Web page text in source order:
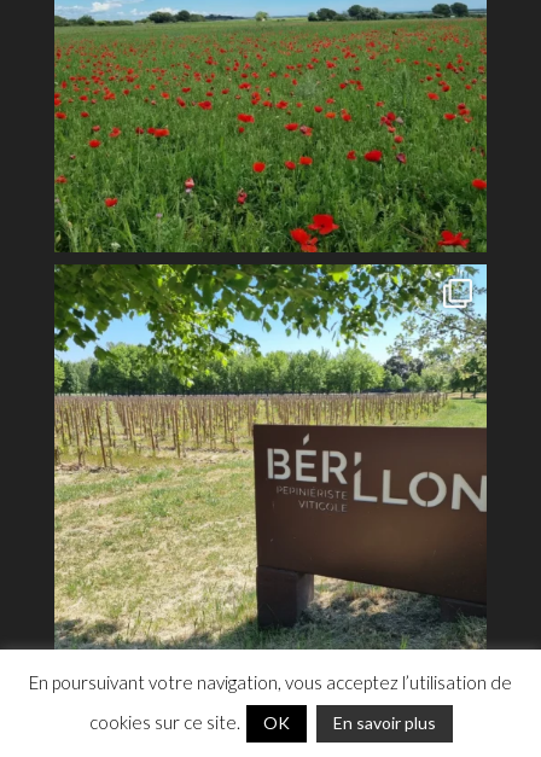
En poursuivant votre navigation, vous acceptez l’utilisation de
cookies sur ce site.
OK En savoir plus